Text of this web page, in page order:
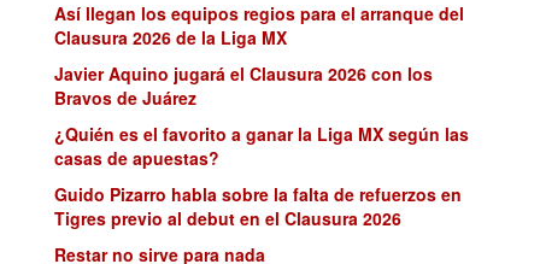
Así llegan los equipos regios para el arranque del
Clausura 2026 de la Liga MX
Javier Aquino jugará el Clausura 2026 con los
Bravos de Juárez
¿Quién es el favorito a ganar la Liga MX según las
casas de apuestas?
Guido Pizarro habla sobre la falta de refuerzos en
Tigres previo al debut en el Clausura 2026
Restar no sirve para nada